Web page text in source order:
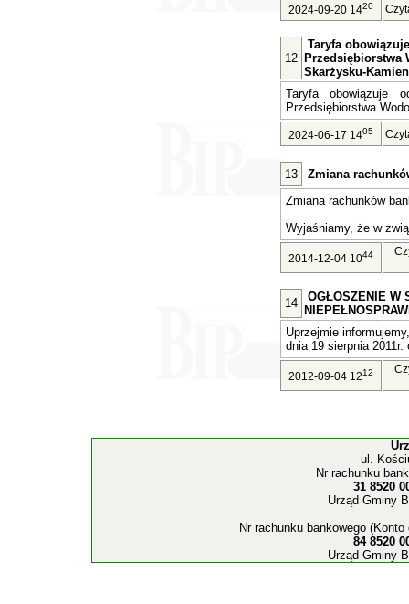
2024-09-20 1420
12
Taryfa
Przedsiębiorstwa
Skarżysku-
Taryfa obowiązuje
Przedsiębiorstwa
2024-06-17 1405
13
Zmiana
Zmiana rachunków
Wyjaśniamy, że w
2014-12-04 1044
14
OGŁOSZENIE W
Uprzejmie
dnia 19 sierpnia
2012-09-04 1212
ul.
Nr rachunku
31 8520
Urząd Gminy
Nr rachunku bankowego
84 8520
Urząd Gminy